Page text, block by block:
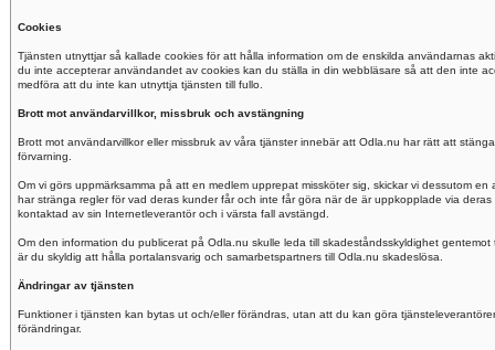
Cookies
Tjänsten utnyttjar så kallade cookies för att hålla information om de enskilda användarnas
du inte accepterar användandet av cookies kan du ställa in din webbläsare så att den inte
medföra att du inte kan utnyttja tjänsten till fullo.
Brott mot användarvillkor, missbruk och avstängning
Brott mot användarvillkor eller missbruk av våra tjänster innebär att Odla.nu har rätt att
förvarning.
Om vi görs uppmärksamma på att en medlem upprepat missköter sig, skickar vi dessutom
har stränga regler för vad deras kunder får och inte får göra när de är uppkopplade via
kontaktad av sin Internetleverantör och i värsta fall avstängd.
Om den information du publicerat på Odla.nu skulle leda till skadeståndsskyldighet
är du skyldig att hålla portalansvarig och samarbetspartners till Odla.nu skadeslösa.
Ändringar av tjänsten
Funktioner i tjänsten kan bytas ut och/eller förändras, utan att du kan göra
förändringar.